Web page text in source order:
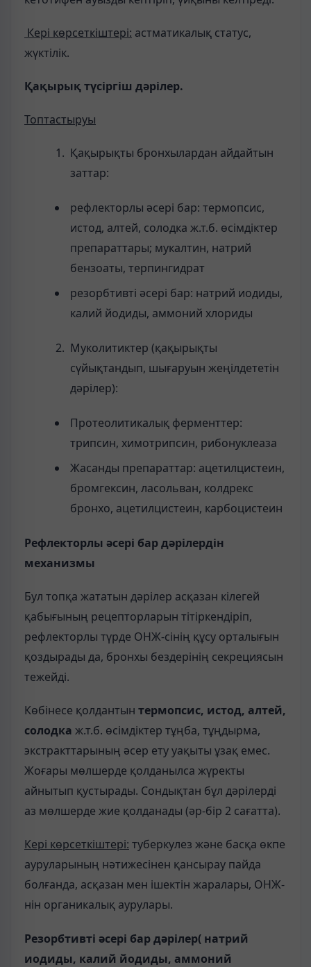
Кері көрсеткіштері: астматикалық статус,
жүктілік.
Қақырық түсіргіш дәрілер.
Топтастыруы
Қақырықты бронхылардан айдайтын
заттар:
рефлекторлы әсері бар: термопсис,
истод, алтей, солодка ж.т.б. өсімдіктер
препараттары; мукалтин, натрий
бензоаты, терпингидрат
резорбтивті әсері бар: натрий иодиды,
калий йодиды, аммоний хлориды
Муколитиктер (қақырықты
сүйықтандып, шығаруын жеңілдететін
дәрілер):
Протеолитикалық ферменттер:
трипсин, химотрипсин, рибонуклеаза
Жасанды препараттар: ацетилцистеин,
бромгексин, ласольван, колдрекс
бронхо, ацетилцистеин, карбоцистеин
Рефлекторлы әсері бар дәрілердін
механизмы
Бул топқа жататын дәрілер асқазан кілегей
қабығының рецепторларын тітіркендіріп,
рефлекторлы түрде ОНЖ-сінің құсу орталығын
қоздырады да, бронхы бездерінің секрециясын
тежейді.
Көбінесе қолдантын термопсис, истод, алтей,
солодка ж.т.б. өсімдіктер тұңба, тұңдырма,
экстракттарының әсер ету уақыты ұзақ емес.
Жоғары мөлшерде қолданылса жүректы
айнытып қустырады. Сондықтан бұл дәрілерді
аз мөлшерде жие қолданады (әр-бір 2 сағатта).
Кері көрсеткіштері: туберкулез және басқа өкпе
ауруларының нәтижесінен қансырау пайда
болғанда, асқазан мен ішектін жаралары, ОНЖ-
нін органикалық аурулары.
Резорбтивті әсері бар дәрілер( натрий
иодиды, калий йодиды, аммоний